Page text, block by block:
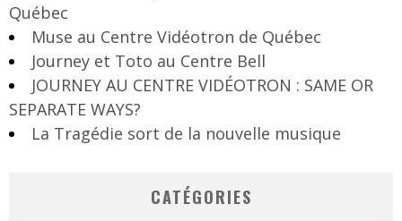
Québec
Muse au Centre Vidéotron de Québec
Journey et Toto au Centre Bell
JOURNEY AU CENTRE VIDÉOTRON : SAME OR
SEPARATE WAYS?
La Tragédie sort de la nouvelle musique
CATÉGORIES